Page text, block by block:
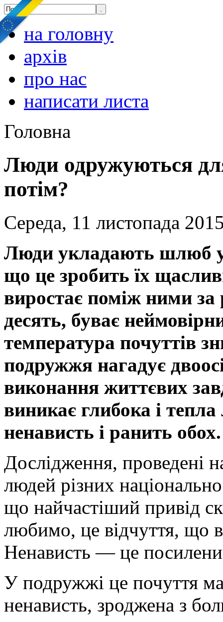
на головну
архів
про нас
написати листа
Головна
Люди одружуються
потім?
Середа, 11 листопада
Люди укладають шлюб у
що це зробить їх
виростає поміж ними за
десять, буває
температура почуттів
подружжя нагадує
виконання життєвих
виникає глибока і
ненависть і ранить обох.
Дослідження, проведені
людей різних
що найчастіший привід
любимо, це відчуття, що
Ненависть — це
У подружжі це почуття
ненависть, зроджена з